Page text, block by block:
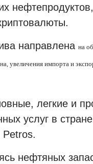
направлена на
увеличения импорта и
легкие и
услуг в
нефтяных